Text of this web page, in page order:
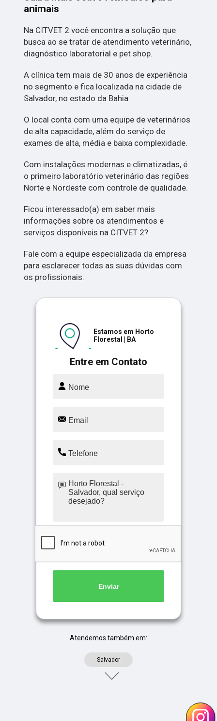
animais
Na CITVET 2 você encontra a solução que
busca ao se tratar de atendimento veterinário,
diagnóstico laboratorial e pet shop.
A clínica tem mais de 30 anos de experiência
no segmento e fica localizada na cidade de
Salvador, no estado da Bahia.
O local conta com uma equipe de veterinários
de alta capacidade, além do serviço de
exames de alta, média e baixa complexidade.
Com instalações modernas e climatizadas, é
o primeiro laboratório veterinário das regiões
Norte e Nordeste com controle de qualidade.
Ficou interessado(a) em saber mais
informações sobre os atendimentos e
serviços disponíveis na CITVET 2?
Fale com a equipe especializada da empresa
para esclarecer todas as suas dúvidas com
os profissionais.
Entre em Contato
Estamos em Horto
Florestal | BA
Enviar
Atendemos também em:
Salvador